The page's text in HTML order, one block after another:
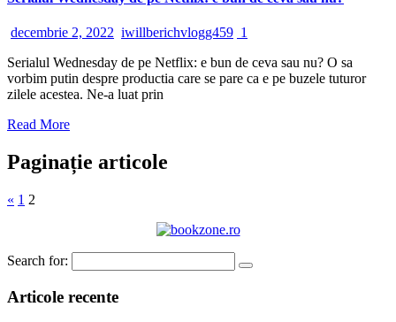
decembrie 2, 2022 iwillberichvlogg459 1
Serialul Wednesday de pe Netflix: e bun de ceva sau nu? O sa
vorbim putin despre productia care se pare ca e pe buzele tuturor
zilele acestea. Ne-a luat prin
Read More
Paginație articole
« 1 2
Search for:
Articole recente